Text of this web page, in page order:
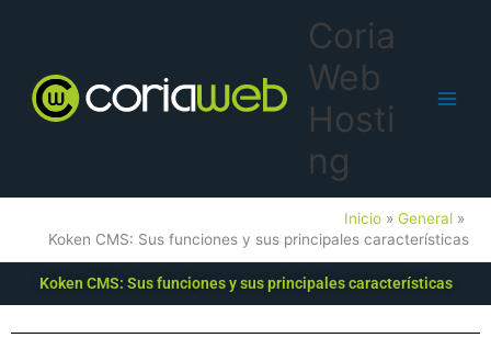
Coria
Web
Hosti
ng
Inicio
General
Koken CMS: Sus funciones y sus principales características
Koken CMS: Sus funciones y sus principales características